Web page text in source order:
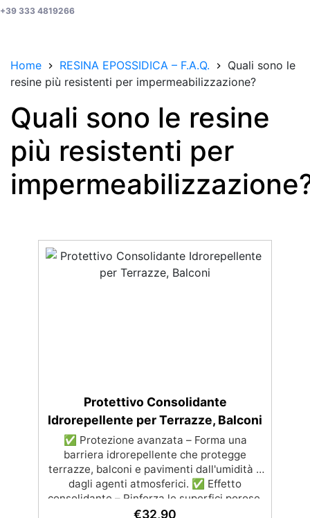
+39 333 4819266
Home RESINA EPOSSIDICA – F.A.Q.
Quali sono le
resine più resistenti per impermeabilizzazione?
Quali sono le resine
più resistenti per
Protettivo Consolidante
Idrorepellente per Terrazze, Balconi
✅ Protezione avanzata – Forma una
barriera idrorepellente che protegge
terrazze, balconi e pavimenti dall'umidità e
dagli agenti atmosferici. ✅ Effetto
consolidante – Rinforza le superfici porose,
riducendo il rischio di deterioramento e
€32,90